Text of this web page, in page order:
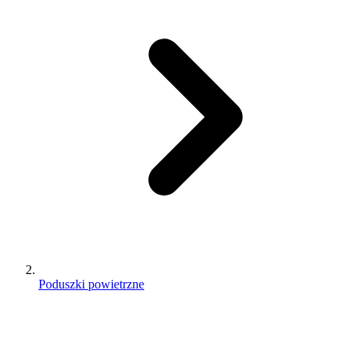
Poduszki powietrzne